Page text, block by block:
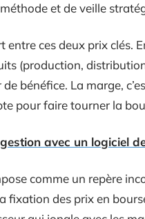
et de veille
ces deux prix clés.
(production,
bénéfice. La marge,
pour faire tourner la
avec un logiciel
comme un repère
fixation des prix en